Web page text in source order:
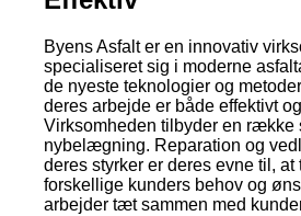
Byens Asfalt er en innovativ
specialiseret sig i moderne
de nyeste teknologier og
deres arbejde er både effektivt
Virksomheden tilbyder en række
nybelægning. Reparation og
deres styrker er deres evne til, at
forskellige kunders behov og
arbejder tæt sammen med